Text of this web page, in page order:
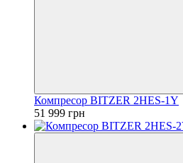
Компресор BITZER 2HES-1Y
51 999 грн